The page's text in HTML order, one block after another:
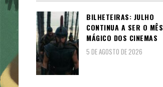
BILHETEIRAS: JULHO
CONTINUA A SER O MÊS
MÁGICO DOS CINEMAS
5 DE AGOSTO DE 2026